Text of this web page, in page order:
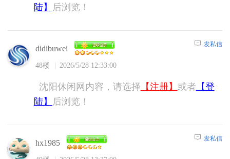
陆】
后浏览！
didibuwei
48楼 2026/5/28 12:33:00
发私信
沈阳休闲网内容，请选择 【注册】 或者 【登
陆】
后浏览！
hx1985 发私信